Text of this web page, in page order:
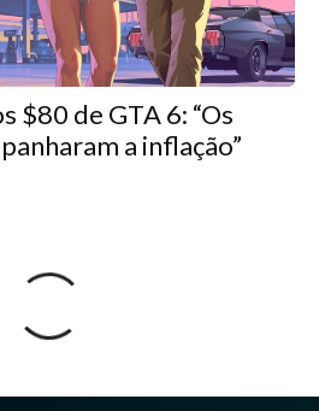
$80 de GTA 6: “Os
a inflação”